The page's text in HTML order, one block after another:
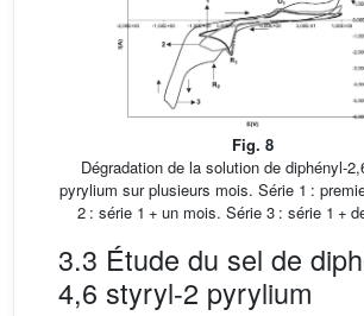
Fig. 8
Dégradation de la solution de diphényl-
pyrylium sur plusieurs mois. Série 1 :
2 : série 1 + un mois. Série 3 : série 1 +
3.3 Étude du sel de
4,6 styryl-2 pyrylium